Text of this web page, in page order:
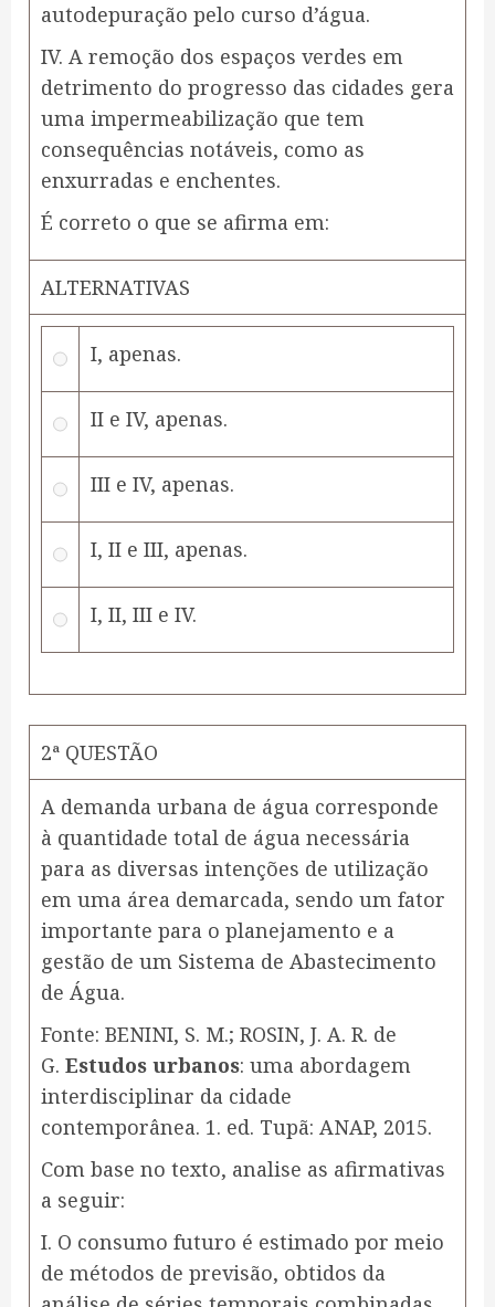
autodepuração pelo curso d’água.
IV. A remoção dos espaços verdes em
detrimento do progresso das cidades gera
uma impermeabilização que tem
consequências notáveis, como as
enxurradas e enchentes.
É correto o que se afirma em:
ALTERNATIVAS
I, apenas.
II e IV, apenas.
III e IV, apenas.
I, II e III, apenas.
I, II, III e IV.
2ª QUESTÃO
A demanda urbana de água corresponde
à quantidade total de água necessária
para as diversas intenções de utilização
em uma área demarcada, sendo um fator
importante para o planejamento e a
gestão de um Sistema de Abastecimento
de Água.
Fonte: BENINI, S. M.; ROSIN, J. A. R. de
G. Estudos urbanos: uma abordagem
interdisciplinar da cidade
contemporânea. 1. ed. Tupã: ANAP, 2015.
Com base no texto, analise as afirmativas
a seguir:
I. O consumo futuro é estimado por meio
de métodos de previsão, obtidos da